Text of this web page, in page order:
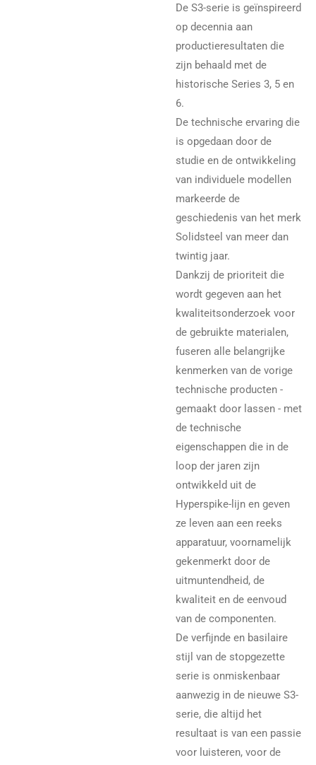
De S3-serie is geïnspireerd
op decennia aan
productieresultaten die
zijn behaald met de
historische Series 3, 5 en
6.
De technische ervaring die
is opgedaan door de
studie en de ontwikkeling
van individuele modellen
markeerde de
geschiedenis van het merk
Solidsteel van meer dan
twintig jaar.
Dankzij de prioriteit die
wordt gegeven aan het
kwaliteitsonderzoek voor
de gebruikte materialen,
fuseren alle belangrijke
kenmerken van de vorige
technische producten -
gemaakt door lassen - met
de technische
eigenschappen die in de
loop der jaren zijn
ontwikkeld uit de
Hyperspike-lijn en geven
ze leven aan een reeks
apparatuur, voornamelijk
gekenmerkt door de
uitmuntendheid, de
kwaliteit en de eenvoud
van de componenten.
De verfijnde en basilaire
stijl van de stopgezette
serie is onmiskenbaar
aanwezig in de nieuwe S3-
serie, die altijd het
resultaat is van een passie
voor luisteren, voor de